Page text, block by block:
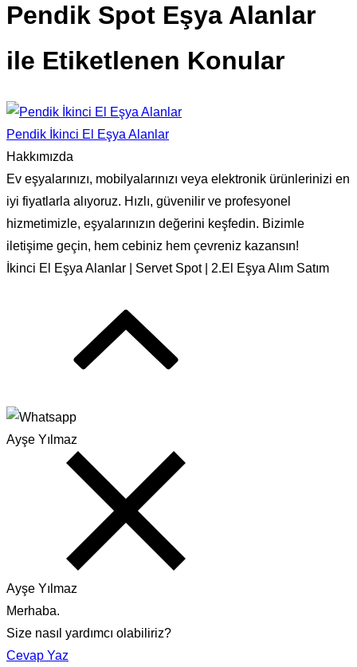
Pendik Spot Eşya Alanlar
ile Etiketlenen Konular
Pendik İkinci El Eşya Alanlar
Hakkımızda
Ev eşyalarınızı, mobilyalarınızı veya elektronik ürünlerinizi en
iyi fiyatlarla alıyoruz. Hızlı, güvenilir ve profesyonel
hizmetimizle, eşyalarınızın değerini keşfedin. Bizimle
iletişime geçin, hem cebiniz hem çevreniz kazansın!
İkinci El Eşya Alanlar | Servet Spot | 2.El Eşya Alım Satım
Ayşe Yılmaz
Ayşe Yılmaz
Merhaba.
Size nasıl yardımcı olabiliriz?
Cevap Yaz